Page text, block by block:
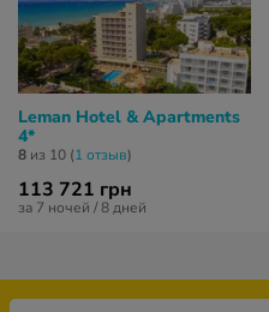
Leman Hotel & Apartments
4*
8 из 10 (1 отзыв)
113 721 грн
за 7 ночей / 8 дней